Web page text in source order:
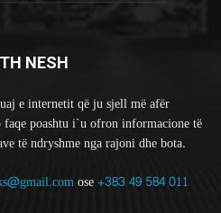
NESH
e internetit që ju sjell më afër
poashtu i`u ofron informacione të
të ndryshme nga rajoni dhe bota.
ose+383 49 584 011